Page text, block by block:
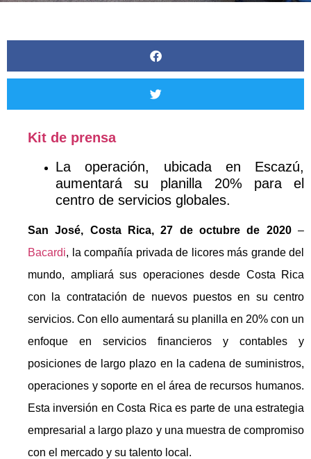
Kit de prensa
La operación, ubicada en Escazú,
aumentará su planilla 20% para el
centro de servicios globales.
San José, Costa Rica, 27 de octubre de 2020–
Bacardi, la compañía privada de licores más grande del
mundo, ampliará sus operaciones desde Costa Rica
con la contratación de nuevos puestos en su centro
servicios. Con ello aumentará su planilla en 20% con un
enfoque en servicios financieros y contables y
posiciones de largo plazo en la cadena de suministros,
operaciones y soporte en el área de recursos humanos.
Esta inversión en Costa Rica es parte de una estrategia
empresarial a largo plazo y una muestra de compromiso
con el mercado y su talento local.